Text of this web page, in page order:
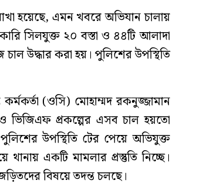
হয়েছে, এমন খবরে অভিযান চালায়
সিলযুক্ত ২০ বস্তা ও ৪৪টি আলাদা
উদ্ধার করা হয়। পুলিশের উপস্থিতি
কর্মকর্তা (ওসি) মোহাম্মদ রকনুজ্জামান
ভিজিএফ প্রকল্পের এসব চাল হয়তো
উপস্থিতি টের পেয়ে অভিযুক্ত
একটি মামলার প্রস্তুতি নিচ্ছে।
বিষয়ে তদন্ত চলছে।